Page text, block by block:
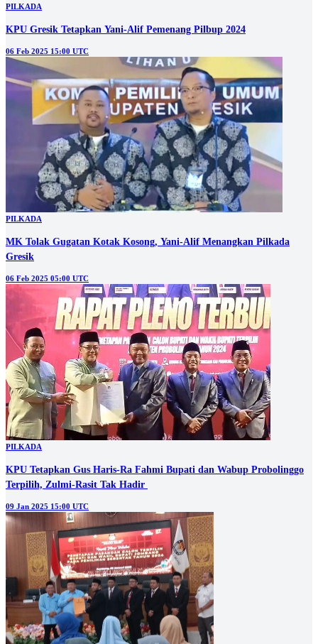
PILKADA
KPU Gresik Tetapkan Yani-Alif Pemenang Pilbup 2024
06 Feb 2025 15:00 UTC
PILKADA
MK Tolak Gugatan Kotak Kosong, Yani-Alif Menangkan Pilkada
Gresik
06 Feb 2025 05:00 UTC
PILKADA
KPU Tetapkan Gus Haris-Ra Fahmi Bupati dan Wabup Probolinggo
Terpilih, Zulmi-Rasit Tak Hadir
09 Jan 2025 15:00 UTC